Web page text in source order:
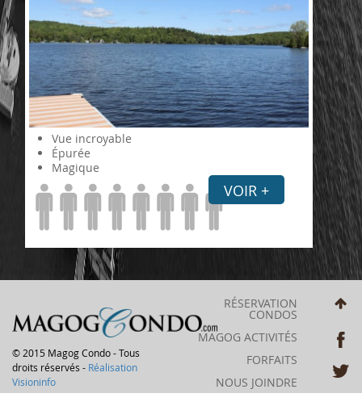
Vue incroyable
Épurée
Magique
VOIR +
© 2015 Magog Condo - Tous
droits réservés - Réalisation
Visioninfo
RÉSERVATION
CONDOS
MAGOG ACTIVITÉS
FORFAITS
NOUS JOINDRE